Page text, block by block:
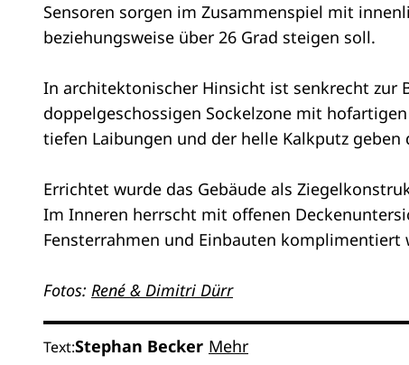
Sensoren sorgen im Zusammenspiel mit
beziehungsweise über 26 Grad steigen soll.
In architektonischer Hinsicht ist senkrecht zur
doppelgeschossigen Sockelzone mit
tiefen Laibungen und der helle Kalkputz
Errichtet wurde das Gebäude als
Im Inneren herrscht mit offenen
Fensterrahmen und Einbauten komplimentiert
Fotos: René & Dimitri Dürr
Text:Stephan Becker Mehr